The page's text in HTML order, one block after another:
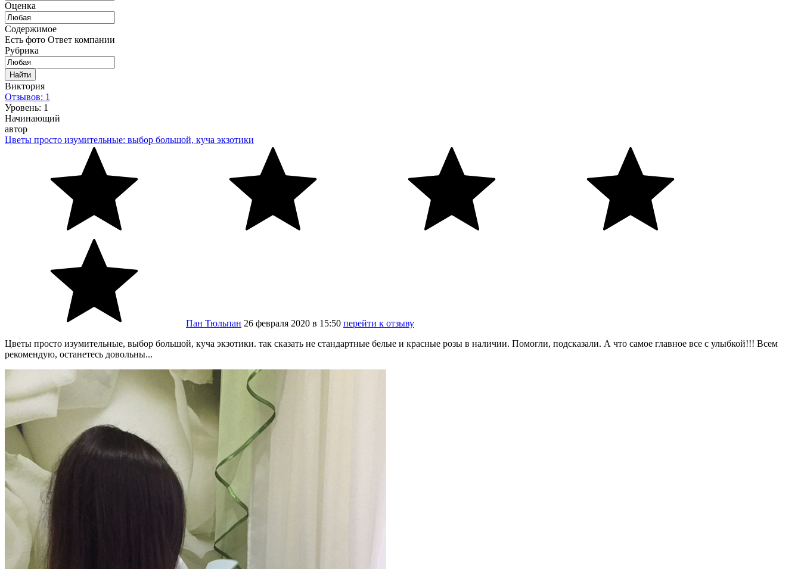
Оценка
Содержимое
Есть фото Ответ компании
Рубрика
Найти
Виктория
Отзывов: 1
Уровень: 1
Начинающий
автор
Цветы просто изумительные: выбор большой, куча экзотики
Пан Тюльпан 26 февраля 2020 в 15:50 перейти к отзыву
Цветы просто изумительные, выбор большой, куча экзотики. так сказать не стандартные белые и красные розы в наличии. Помогли, подсказали. А что самое главное все с улыбкой!!! Всем
рекомендую, останетесь довольны...